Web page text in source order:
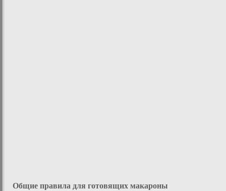
Общие правила для готовящих макароны